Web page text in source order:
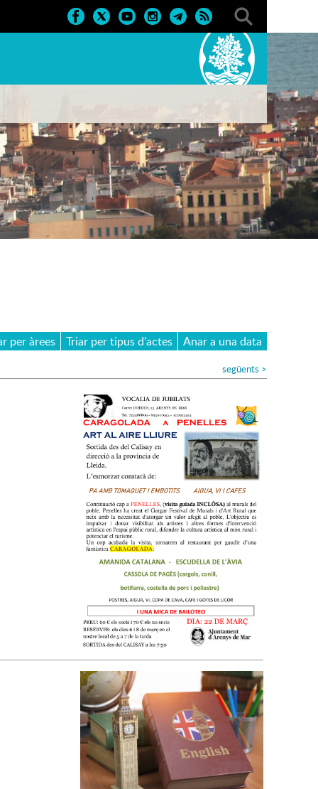
per àrees Triar per tipus d'actes Anar a una data
següents >